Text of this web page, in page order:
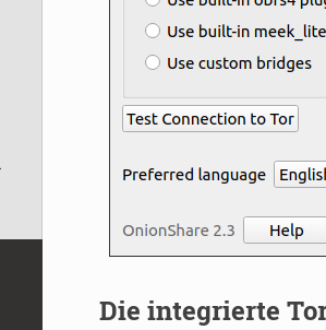
Die integrierte